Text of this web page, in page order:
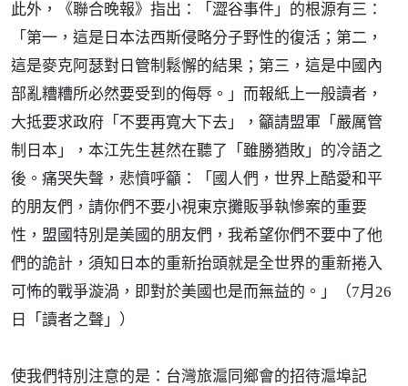
此外，《聯合晚報》指出：「澀谷事件」的根源有三：
「第一，這是日本法西斯侵略分子野性的復活；第二，
這是麥克阿瑟對日管制鬆懈的結果；第三，這是中國內
部亂糟糟所必然要受到的侮辱。」而報紙上一般讀者，
大抵要求政府「不要再寬大下去」，籲請盟軍「嚴厲管
制日本」，本江先生甚然在聽了「雖勝猶敗」的冷語之
後。痛哭失聲，悲憤呼籲：「國人們，世界上酷愛和平
的朋友們，請你們不要小視東京攤販爭執慘案的重要
性，盟國特別是美國的朋友們，我希望你們不要中了他
們的詭計，須知日本的重新抬頭就是全世界的重新捲入
可怖的戰爭漩渦，即對於美國也是而無益的。」（7月26
日「讀者之聲」）
使我們特別注意的是：台灣旅滬同鄉會的招待滬埠記